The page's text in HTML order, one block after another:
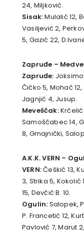
24, Miljković.
Sisak:Mulalić 12,
Vasiljević 2,
5, Gazić 22,
Zapruđe –
Zapruđe:
Čičko 5, Mohač
Jagnjić 4, Jusup.
Meveščak:Krčelić
Samoščabec 14,
8, Gmajnički,
A.K.K. VERN –
VERN:Češkić 13,
3, Strika 5, Kokolić
15, Devčić B. 10.
Ogulin: Salopek,
P. Francetić 12,
Pavlović 7, Marut